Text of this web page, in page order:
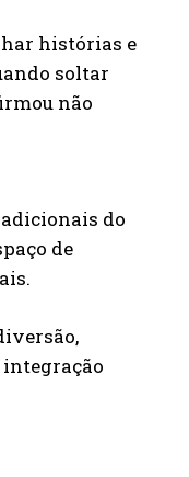
histórias e
soltar
não
do
de